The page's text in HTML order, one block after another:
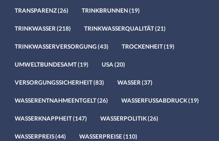
TRANSPARENZ(26) TRINKBRUNNEN(19)
TRINKWASSER(218) TRINKWASSERQUALITÄT(21)
TRINKWASSERVERSORGUNG (43) TROCKENHEIT(19)
UMWELTBUNDESAMT(19) USA(20)
VERSORGUNGSSICHERHEIT(83) WASSER(37)
WASSERENTNAHMEENTGELT(26) WASSERFUSSABDRUCK(19)
WASSERKNAPPHEIT(147) WASSERPOLITIK(26)
WASSERPREIS(44) WASSERPREISE(110)